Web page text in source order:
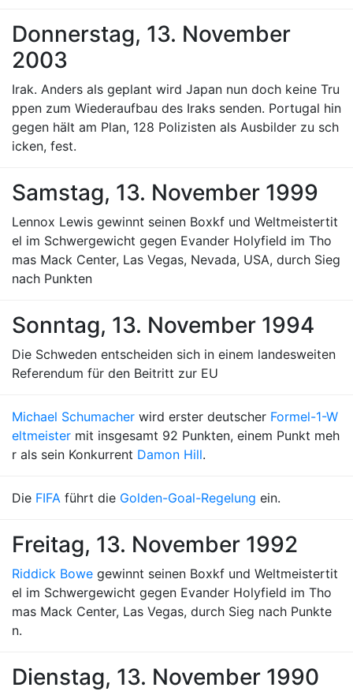
Donnerstag, 13. November
2003
Irak. Anders als geplant wird Japan nun doch keine Tru
ppen zum Wiederaufbau des Iraks senden. Portugal hin
gegen hält am Plan, 128 Polizisten als Ausbilder zu sch
icken, fest.
Samstag, 13. November 1999
Lennox Lewis gewinnt seinen Boxkf und Weltmeistertit
el im Schwergewicht gegen Evander Holyfield im Tho
mas Mack Center, Las Vegas, Nevada, USA, durch Sieg
nach Punkten
Sonntag, 13. November 1994
Die Schweden entscheiden sich in einem landesweiten
Referendum für den Beitritt zur EU
Michael Schumacher wird erster deutscher Formel-1-W
eltmeister mit insgesamt 92 Punkten, einem Punkt meh
r als sein Konkurrent Damon Hill.
Die FIFA führt die Golden-Goal-Regelung ein.
Freitag, 13. November 1992
Riddick Bowe gewinnt seinen Boxkf und Weltmeistertit
el im Schwergewicht gegen Evander Holyfield im Tho
mas Mack Center, Las Vegas, durch Sieg nach Punkte
n.
Dienstag, 13. November 1990